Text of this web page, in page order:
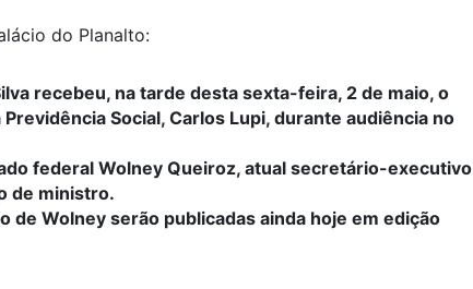
do Planalto:
recebeu, na tarde desta sexta-feira, 2 de maio, o
Social, Carlos Lupi, durante audiência no
federal Wolney Queiroz, atual secretário-executivo
de ministro.
de Wolney serão publicadas ainda hoje em edição